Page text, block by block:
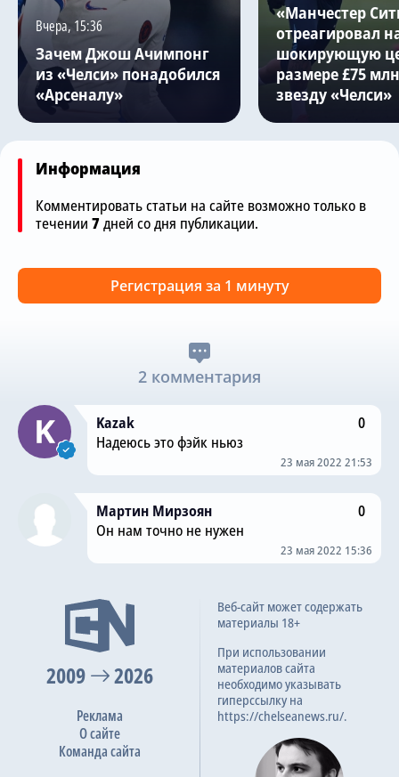
Вчера, 15:36
Зачем Джош Ачимпонг
из «Челси» понадобился
«Арсеналу»
«Манчестер
отреагировал
шокирующую
размере £75
звезду «Челси»
Информация
Комментировать статьи на сайте возможно только в
течении 7дней со дня публикации.
Регистрация за 1 минуту
2 комментария
Kazak
0
Надеюсь это фэйк ньюз
23 мая 2022 21:53
Мартин Мирзоян
0
Он нам точно не нужен
23 мая 2022 15:36
2009 2026
Реклама
О сайте
Команда сайта
Веб-сайт может содержать
материалы 18+
При использовании
материалов сайта
необходимо указывать
гиперссылку на
https://chelseanews.ru/.